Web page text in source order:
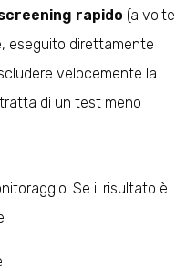
rapido (a volte
eseguito direttamente
velocemente la
di un test meno
Se il risultato è